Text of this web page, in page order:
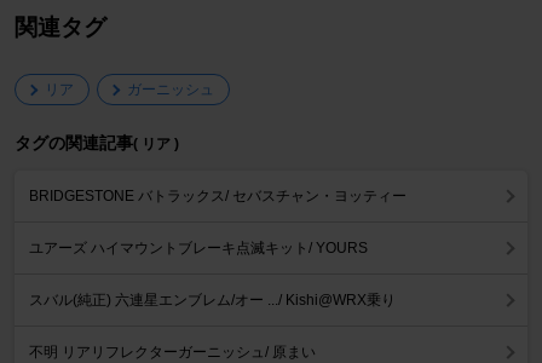
関連タグ
リア ガーニッシュ
タグの関連記事( リア )
BRIDGESTONE バトラックス/ セバスチャン・ヨッティー
ユアーズ ハイマウントブレーキ点滅キット/ YOURS
スバル(純正) 六連星エンブレム/オー .../ Kishi@WRX乗り
不明 リアリフレクターガーニッシュ/ 原まい